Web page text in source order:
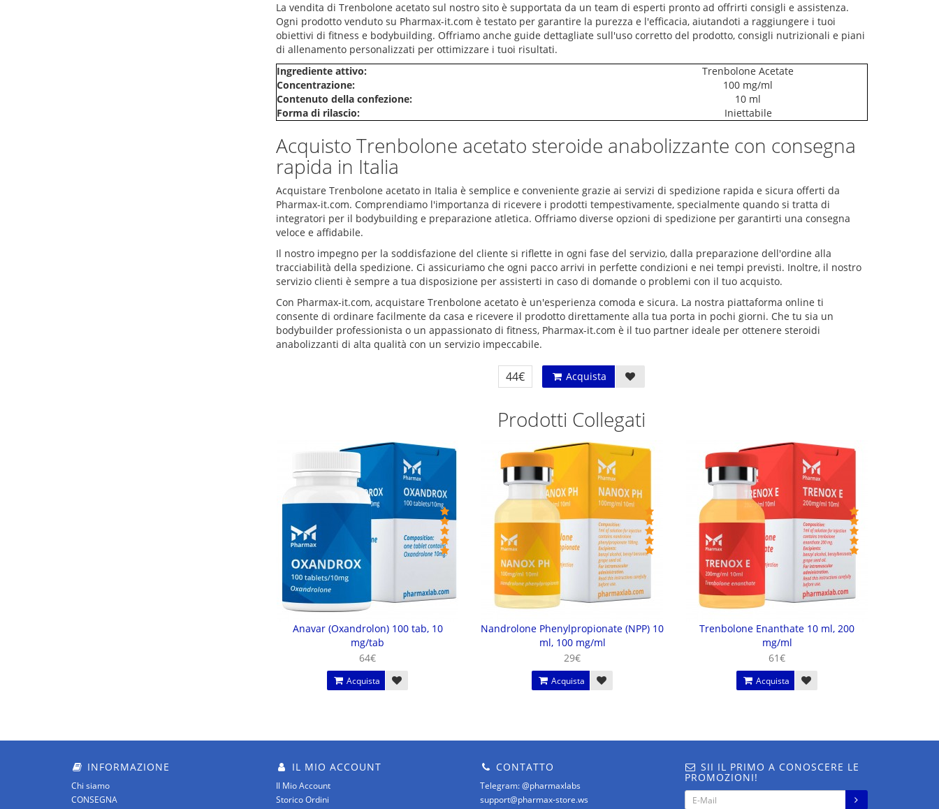
La vendita di Trenbolone acetato sul nostro sito è supportata da un team di esperti pronto ad offrirti consigli e assistenza.
Ogni prodotto venduto su Pharmax-it.com è testato per garantire la purezza e l'efficacia, aiutandoti a raggiungere i tuoi
obiettivi di fitness e bodybuilding. Offriamo anche guide dettagliate sull'uso corretto del prodotto, consigli nutrizionali e piani
di allenamento personalizzati per ottimizzare i tuoi risultati.
Ingrediente attivo:
Trenbolone Acetate
Concentrazione:
100 mg/ml
Contenuto della confezione:
10 ml
Forma di rilascio:
Iniettabile
Acquisto Trenbolone acetato steroide anabolizzante con consegna
rapida in Italia
Acquistare Trenbolone acetato in Italia è semplice e conveniente grazie ai servizi di spedizione rapida e sicura offerti da
Pharmax-it.com. Comprendiamo l'importanza di ricevere i prodotti tempestivamente, specialmente quando si tratta di
integratori per il bodybuilding e preparazione atletica. Offriamo diverse opzioni di spedizione per garantirti una consegna
veloce e affidabile.
Il nostro impegno per la soddisfazione del cliente si riflette in ogni fase del servizio, dalla preparazione dell'ordine alla
tracciabilità della spedizione. Ci assicuriamo che ogni pacco arrivi in perfette condizioni e nei tempi previsti. Inoltre, il nostro
servizio clienti è sempre a tua disposizione per assisterti in caso di domande o problemi con il tuo acquisto.
Con Pharmax-it.com, acquistare Trenbolone acetato è un'esperienza comoda e sicura. La nostra piattaforma online ti
consente di ordinare facilmente da casa e ricevere il prodotto direttamente alla tua porta in pochi giorni. Che tu sia un
bodybuilder professionista o un appassionato di fitness, Pharmax-it.com è il tuo partner ideale per ottenere steroidi
anabolizzanti di alta qualità con un servizio impeccabile.
44€ Acquista
Prodotti Collegati
Anavar (Oxandrolon) 100 tab, 10
mg/tab
64€
Acquista
Nandrolone Phenylpropionate (NPP) 10
ml, 100 mg/ml
29€
Acquista
Trenbolone Enanthate 10 ml, 200
mg/ml
61€
Acquista
INFORMAZIONE
Chi siamo
CONSEGNA
IL MIO ACCOUNT
Il Mio Account
Storico Ordini
CONTATTO
Telegram: @pharmaxlabs
support@pharmax-store.ws
SII IL PRIMO A CONOSCERE LE
PROMOZIONI!